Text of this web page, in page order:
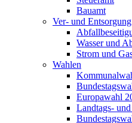
Bauamt
Ver- und Entsorgung
Wasser und
Strom und
Wahlen
Europawahl
Landtags-